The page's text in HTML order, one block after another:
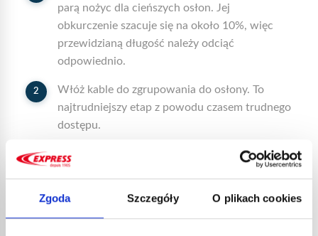
Zgoda Szczegóły O plikach cookies
parą nożyc dla cieńszych osłon. Jej
obkurczenie szacuje się na około 10%, więc
przewidzianą długość należy odciąć
odpowiednio.
Włóż kable do zgrupowania do osłony. To
najtrudniejszy etap z powodu czasem trudnego
dostępu.
Gdy twoja osłona termokurczliwa jest już
dobrze umieszczona, sprawdź, czy jest czysta i
pistolet do gorącego powietrza. Wykonuj ruch